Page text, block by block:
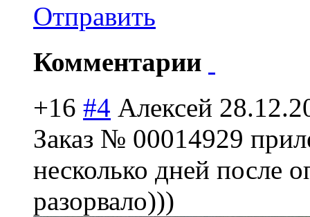
Отправить
Комментарии
+16 #4 Алексей
Заказ № 00014929
несколько дней после
разорвало)))